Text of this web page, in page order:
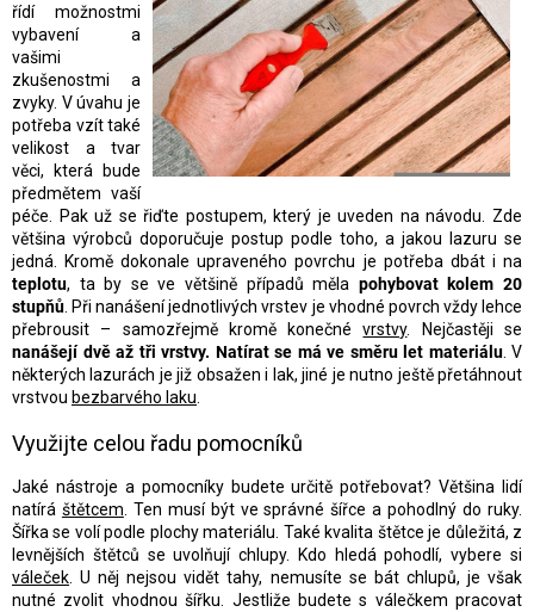
řídí možnostmi
vybavení a
vašimi
zkušenostmi a
zvyky. V úvahu je
potřeba vzít také
velikost a tvar
věci, která bude
předmětem vaší
péče. Pak už se řiďte postupem, který je uveden na návodu. Zde
většina výrobců doporučuje postup podle toho, a jakou lazuru se
jedná. Kromě dokonale upraveného povrchu je potřeba dbát i na
teplotu, ta by se ve většině případů měla pohybovat kolem 20
stupňů. Při nanášení jednotlivých vrstev je vhodné povrch vždy lehce
přebrousit – samozřejmě kromě konečnévrstvy. Nejčastěji se
nanášejí dvě až tři vrstvy. Natírat se má ve směru let materiálu. V
některých lazurách je již obsažen i lak, jiné je nutno ještě přetáhnout
vrstvou bezbarvého laku.
Využijte celou řadu pomocníků
Jaké nástroje a pomocníky budete určitě potřebovat? Většina lidí
natírá štětcem. Ten musí být ve správné šířce a pohodlný do ruky.
Šířka se volí podle plochy materiálu. Také kvalita štětce je důležitá, z
levnějších štětců se uvolňují chlupy. Kdo hledá pohodlí, vybere si
váleček. U něj nejsou vidět tahy, nemusíte se bát chlupů, je však
nutné zvolit vhodnou šířku. Jestliže budete s válečkem pracovat